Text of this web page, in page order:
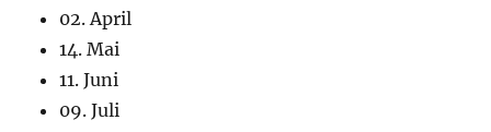
02. April
14. Mai
11. Juni
09. Juli